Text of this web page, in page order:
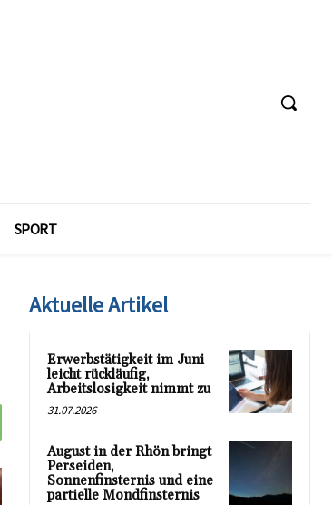
SPORT
Aktuelle Artikel
Erwerbstätigkeit im Juni
leicht rückläufig,
Arbeitslosigkeit nimmt zu
31.07.2026
August in der Rhön bringt
Perseiden,
Sonnenfinsternis und eine
partielle Mondfinsternis